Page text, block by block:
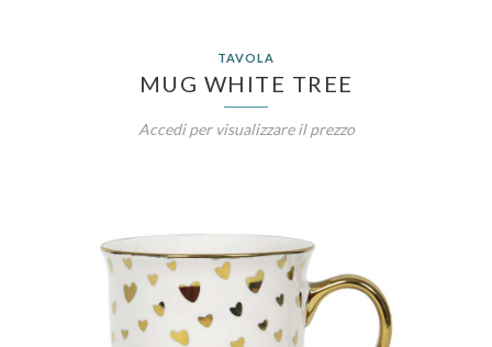
TAVOLA
MUG WHITE TREE
Accedi per visualizzare il prezzo